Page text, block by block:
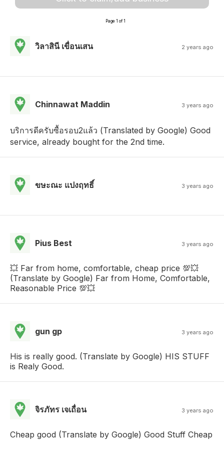
Page 1 of 1
วิลาสินี เขื่อนเสน 2 years ago
Chinnawat Maddin 3 years ago
บริการดีครับซื้อรอบ2แล้ว (Translated by Google) Good
service, already bought for the 2nd time.
ขษะณะ แปงฤทธิ์ 3 years ago
Pius Best 3 years ago
💥 Far from home, comfortable, cheap price 💯💥
(Translate by Google) Far from Home, Comfortable,
Reasonable Price 💯💥
gun gp 3 years ago
His is really good. (Translate by Google) HIS STUFF
is Realy Good.
จิรภัทร เจเถื่อน 3 years ago
Cheap good (Translate by Google) Good Stuff Cheap